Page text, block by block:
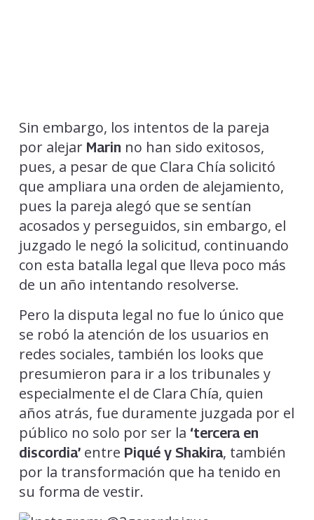
Sin embargo, los intentos de la pareja
por alejar Marin no han sido exitosos,
pues, a pesar de que Clara Chía solicitó
que ampliara una orden de alejamiento,
pues la pareja alegó que se sentían
acosados y perseguidos, sin embargo, el
juzgado le negó la solicitud, continuando
con esta batalla legal que lleva poco más
de un año intentando resolverse.
Pero la disputa legal no fue lo único que
se robó la atención de los usuarios en
redes sociales, también los looks que
presumieron para ir a los tribunales y
especialmente el de Clara Chía, quien
años atrás, fue duramente juzgada por el
público no solo por ser la ‘tercera en
discordia’entre Piqué y Shakira, también
por la transformación que ha tenido en
su forma de vestir.